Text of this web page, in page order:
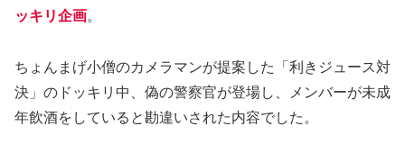
ッキリ企画。
ちょんまげ小僧のカメラマンが提案した「利きジュース対
決」のドッキリ中、偽の警察官が登場し、メンバーが未成
年飲酒をしていると勘違いされた内容でした。